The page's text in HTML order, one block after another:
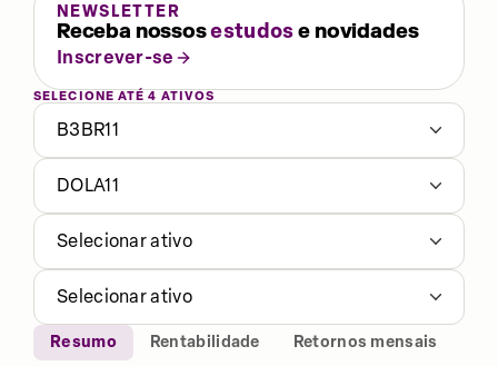
NEWSLETTER
Receba nossosestudose novidades
Inscrever-se
SELECIONE ATÉ 4 ATIVOS
B3BR11
DOLA11
Selecionar ativo
Selecionar ativo
Resumo Rentabilidade
Retornos mensais